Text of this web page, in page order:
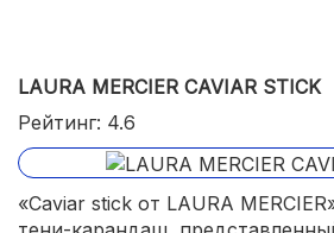
LAURA MERCIER CAVIAR STICK
Рейтинг: 4.6
«Caviar stick от LAURA